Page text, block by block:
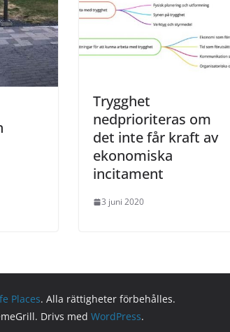
Trygghet
nedprioriteras om
det inte får kraft av
ekonomiska
incitament
3 juni 2020
Places. Alla rättigheter förbehålles.
Drivs med WordPress.